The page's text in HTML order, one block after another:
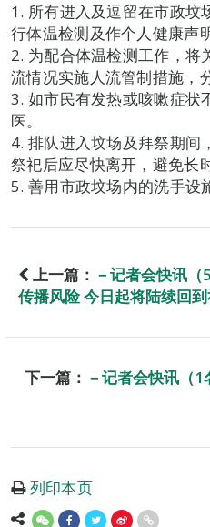
1. 所有进入及逗留在市政坟
行体温检测及作个人健康声明
2. 为配合体温检测工作，将
流情况实施人流管制措施，
3. 如市民有发热或咳嗽症状
医。
4. 排队进入坟场及拜祭期间
祭祀后应尽快离开，避免长
5. 善用市政坟场内的洗手设
上一篇： －记者会快讯
传播风险 今日起将陆续回到
下一篇： －记者会快讯（
列印本页